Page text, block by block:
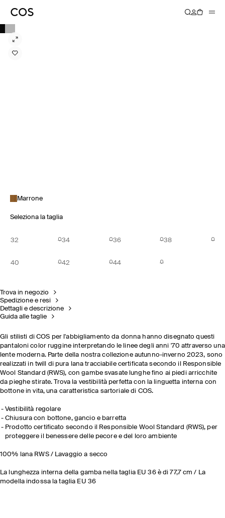
Marrone
Seleziona la taglia
32 34 36 38
40 42 44
Trova in negozio
Spedizione e resi
Dettagli e descrizione
Guida alle taglie
Gli stilisti di COS per l'abbigliamento da donna hanno disegnato questi
pantaloni color ruggine interpretando le linee degli anni '70 attraverso una
lente moderna. Parte della nostra collezione autunno-inverno 2023, sono
realizzati in twill di pura lana tracciabile certificata secondo il Responsible
Wool Standard (RWS), con gambe svasate lunghe fino ai piedi arricchite
da pieghe stirate. Trova la vestibilità perfetta con la linguetta interna con
bottone in vita, una caratteristica sartoriale di COS.
Vestibilità regolare
Chiusura con bottone, gancio e barretta
Prodotto certificato secondo il Responsible Wool Standard (RWS), per
proteggere il benessere delle pecore e del loro ambiente
100% lana RWS / Lavaggio a secco
La lunghezza interna della gamba nella taglia EU 36 è di 77,7 cm / La
modella indossa la taglia EU 36